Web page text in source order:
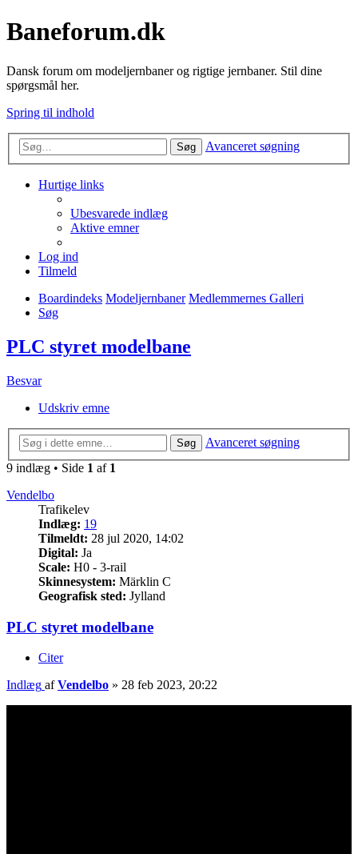
Baneforum.dk
Dansk forum om modeljernbaner og rigtige jernbaner. Stil dine
spørgsmål her.
Spring til indhold
Søg Avanceret søgning
Hurtige links
Ubesvarede indlæg
Aktive emner
Log ind
Tilmeld
Boardindeks Modeljernbaner Medlemmernes Galleri
Søg
PLC styret modelbane
Besvar
Udskriv emne
Søg
Avanceret søgning
9 indlæg • Side 1 af 1
Vendelbo
Trafikelev
Indlæg: 19
Tilmeldt: 28 jul 2020, 14:02
Digital: Ja
Scale: H0 - 3-rail
Skinnesystem: Märklin C
Geografisk sted: Jylland
PLC styret modelbane
Citer
Indlæg afVendelbo » 28 feb 2023, 20:22